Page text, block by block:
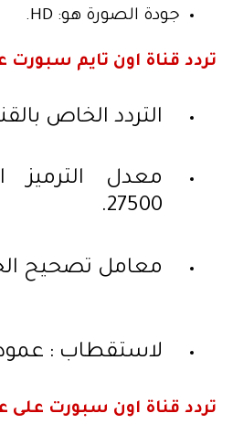
جودة الصورة هو: HD.
تردد قناة اون تايم سبورت
التردد الخاص بالقناة :
معدل الترميز
27500.
معامل تصحيح الخطأ
لاستقطاب :
تردد قناة اون سبورت